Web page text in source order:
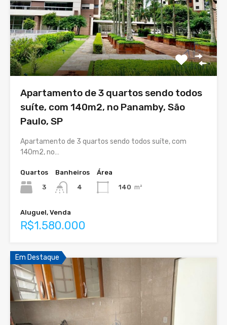
Apartamento de 3 quartos sendo todos
suíte, com 140m2, no Panamby, São
Paulo, SP
Apartamento de 3 quartos sendo todos suíte, com
140m2, no…
Quartos
3
Banheiros
4
Área
140 m²
Aluguel, Venda
R$1.580.000
Em Destaque